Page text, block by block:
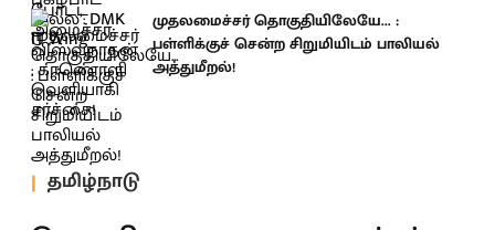
முதலமைச்சர் தொகுதியிலேயே... :
பள்ளிக்குச் சென்ற சிறுமியிடம் பாலியல்
அத்துமீறல்!
தமிழ்நாடு